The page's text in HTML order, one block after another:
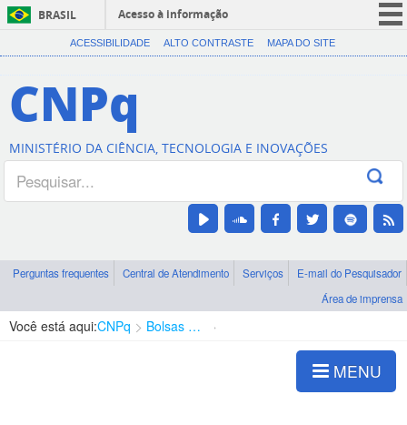
BRASIL
Acesso à informação
CORONAVÍRUS (COVID-19)
Canais
ACESSIBILIDADE ALTO CONTRASTE MAPA DO SITE
CNPq
MINISTÉRIO DA CIÊNCIA, TECNOLOGIA E INOVAÇÕES
Perguntas frequentes Central de Atendimento Serviços
E-mail do Pesquisador
Área de imprensa
Você está aqui:CNPq Bolsas e Auxílios Vigentes
MENU